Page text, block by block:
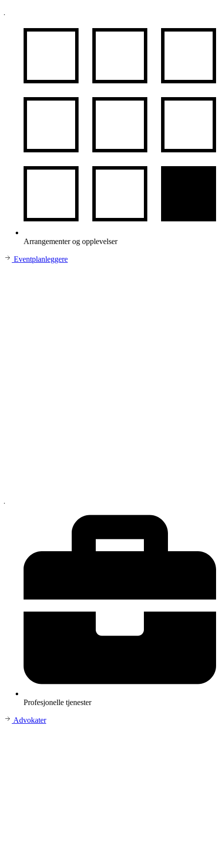
Arrangementer og opplevelser
Eventplanleggere
Profesjonelle tjenester
Advokater